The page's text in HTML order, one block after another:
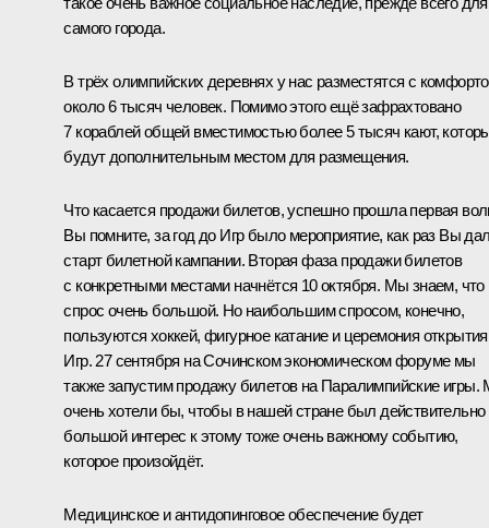
самого города.
В трёх олимпийских деревнях у нас разместятся с
около 6 тысяч человек. Помимо этого ещё зафрахтовано
7 кораблей общей вместимостью более 5 тысяч кают,
будут дополнительным местом для размещения.
Что касается продажи билетов, успешно прошла первая
Вы помните, за год до Игр было мероприятие, как раз Вы
старт билетной кампании. Вторая фаза продажи билетов
с конкретными местами начнётся 10 октября. Мы знаем, что
спрос очень большой. Но наибольшим спросом, конечно,
пользуются хоккей, фигурное катание и церемония открытия
Игр. 27 сентября на Сочинском экономическом форуме мы
также запустим продажу билетов на Паралимпийские
очень хотели бы, чтобы в нашей стране был действительно
большой интерес к этому тоже очень важному событию,
которое произойдёт.
Медицинское и антидопинговое обеспечение будет